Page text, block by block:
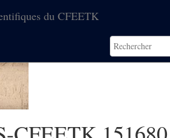
du CFEETK